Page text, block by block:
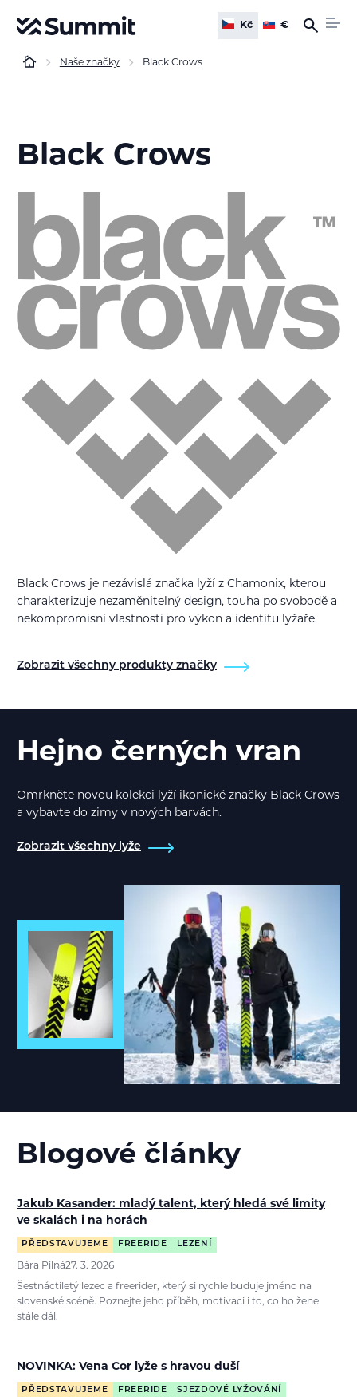
Kč €
Naše značky Black Crows
Black Crows
Black Crows je nezávislá značka lyží z Chamonix, kterou
charakterizuje nezaměnitelný design, touha po svobodě a
nekompromisní vlastnosti pro výkon a identitu lyžaře.
Zobrazit všechny produkty značky
Hejno černých vran
Omrkněte novou kolekci lyží ikonické značky Black Crows
a vybavte do zimy v nových barvách.
Zobrazit všechny lyže
Blogové články
Jakub Kasander: mladý talent, který hledá své limity
ve skalách i na horách
PŘEDSTAVUJEME FREERIDE LEZENÍ
Bára Pilná27. 3. 2026
Šestnáctiletý lezec a freerider, který si rychle buduje jméno na
slovenské scéně. Poznejte jeho příběh, motivaci i to, co ho žene
stále dál.
NOVINKA: Vena Cor lyže s hravou duší
PŘEDSTAVUJEME FREERIDE SJEZDOVÉ LYŽOVÁNÍ